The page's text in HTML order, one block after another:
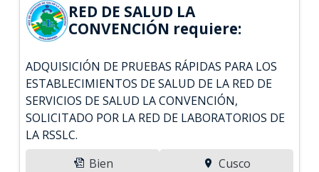
RED DE SALUD LA
CONVENCIÓN requiere:
ADQUISICIÓN DE PRUEBAS RÁPIDAS PARA LOS
ESTABLECIMIENTOS DE SALUD DE LA RED DE
SERVICIOS DE SALUD LA CONVENCIÓN,
SOLICITADO POR LA RED DE LABORATORIOS DE
LA RSSLC.
Bien
Cusco